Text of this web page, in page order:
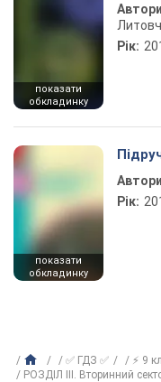
показати
обкладинку
Рік:
показати
обкладинку
Рік:
✅ ГДЗ ✅ ⚡ 9
РОЗДІЛ ІII. Вторинний